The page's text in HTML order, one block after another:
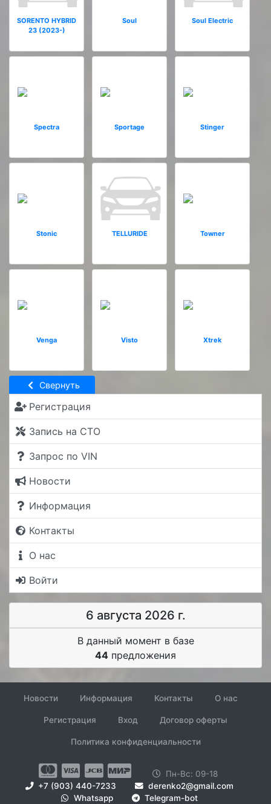
Свернуть
Регистрация
Запись на СТО
Запрос по VIN
Новости
Информация
Контакты
О нас
Войти
6 августа 2026 г.
В данный момент в базе
44 предложения
SORENTO HYBRID
23 (2023-)
Soul Soul Electric
Spectra Sportage Stinger
Stonic TELLURIDE Towner
Venga Visto Xtrek
Новости Информация Контакты О нас
Регистрация Вход Договор оферты
Политика конфиденциальности
Пн-Вс: 09-18
+7 (903) 440-7233
derenko2@gmail.com
Whatsapp
Telegram-bot